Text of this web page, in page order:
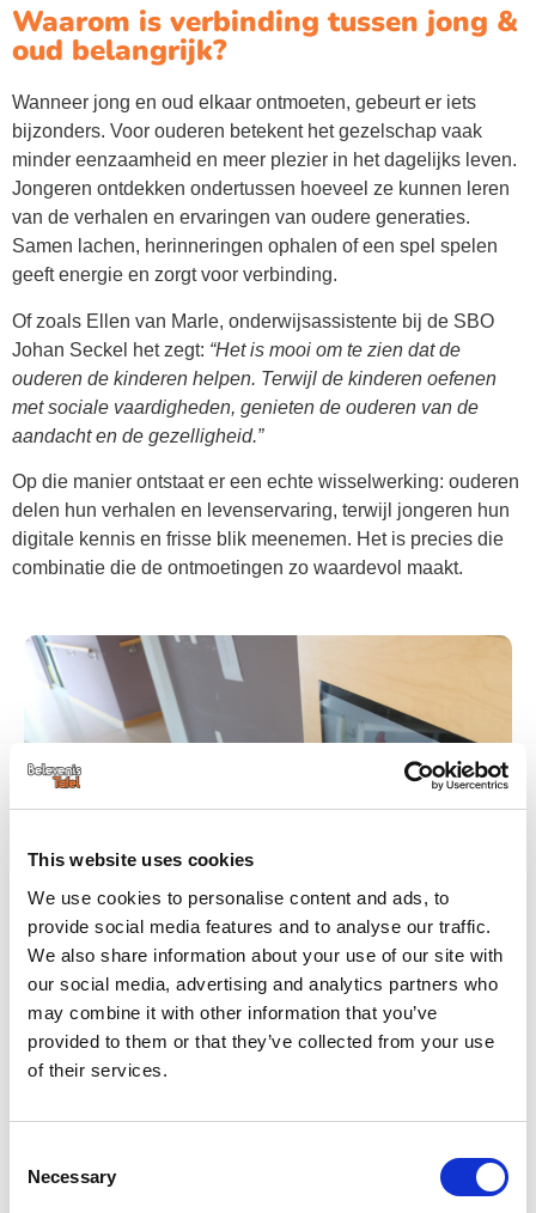
This website uses cookies
We use cookies to personalise content and ads, to
provide social media features and to analyse our traffic.
We also share information about your use of our site with
our social media, advertising and analytics partners who
may combine it with other information that you’ve
provided to them or that they’ve collected from your use
of their services.
Selection
Necessary
Waarom is verbinding tussen jong &
oud belangrijk?
Wanneer jong en oud elkaar ontmoeten, gebeurt er iets
bijzonders. Voor ouderen betekent het gezelschap vaak
minder eenzaamheid en meer plezier in het dagelijks leven.
Jongeren ontdekken ondertussen hoeveel ze kunnen leren
van de verhalen en ervaringen van oudere generaties.
Samen lachen, herinneringen ophalen of een spel spelen
geeft energie en zorgt voor verbinding.
Of zoals Ellen van Marle, onderwijsassistente bij de SBO
Johan Seckel het zegt: “Het is mooi om te zien dat de
ouderen de kinderen helpen. Terwijl de kinderen oefenen
met sociale vaardigheden, genieten de ouderen van de
aandacht en de gezelligheid.”
Op die manier ontstaat er een echte wisselwerking: ouderen
delen hun verhalen en levenservaring, terwijl jongeren hun
digitale kennis en frisse blik meenemen. Het is precies die
combinatie die de ontmoetingen zo waardevol maakt.